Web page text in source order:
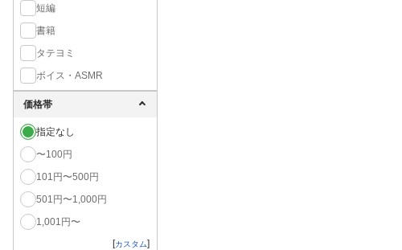
短編
書籍
タテヨミ
ボイス・ASMR
価格帯
指定なし
〜100円
101円〜500円
501円〜1,000円
1,001円〜
[カスタム]